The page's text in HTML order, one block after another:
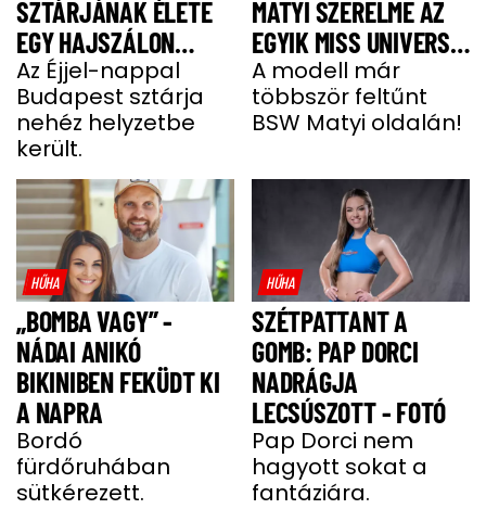
SZTÁRJÁNAK ÉLETE
EGY HAJSZÁLON
LÓGOTT – SÖTÉT
IDŐSZAKBÓL
MENEKÜLT MEG A
SZTÁRAPUKA
Az Éjjel-nappal
Budapest sztárja
nehéz helyzetbe
került.
MATYI SZERELME AZ
EGYIK MISS UNIVERSE
HUNGARY VERSENYZŐ
A modell már
többször feltűnt
BSW Matyi oldalán!
HŰHA
„BOMBA VAGY” -
NÁDAI ANIKÓ
BIKINIBEN FEKÜDT KI
A NAPRA
Bordó
fürdőruhában
sütkérezett.
HŰHA
SZÉTPATTANT A
GOMB: PAP DORCI
NADRÁGJA
LECSÚSZOTT - FOTÓ
Pap Dorci nem
hagyott sokat a
fantáziára.